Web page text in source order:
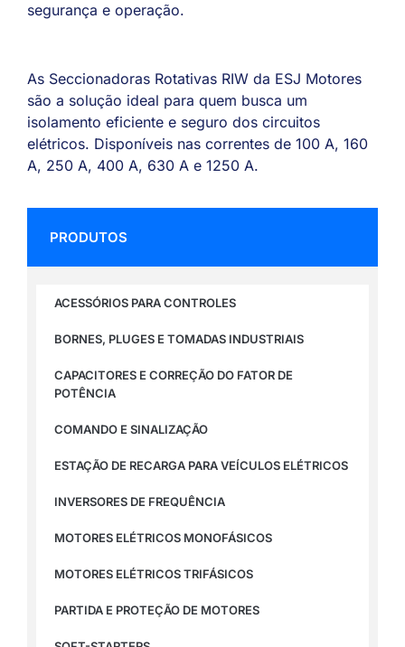
segurança e operação.
As Seccionadoras Rotativas RIW da ESJ Motores
são a solução ideal para quem busca um
isolamento eficiente e seguro dos circuitos
elétricos. Disponíveis nas correntes de 100 A, 160
A, 250 A, 400 A, 630 A e 1250 A.
PRODUTOS
ACESSÓRIOS PARA CONTROLES
BORNES, PLUGES E TOMADAS INDUSTRIAIS
CAPACITORES E CORREÇÃO DO FATOR DE
POTÊNCIA
COMANDO E SINALIZAÇÃO
ESTAÇÃO DE RECARGA PARA VEÍCULOS ELÉTRICOS
INVERSORES DE FREQUÊNCIA
MOTORES ELÉTRICOS MONOFÁSICOS
MOTORES ELÉTRICOS TRIFÁSICOS
PARTIDA E PROTEÇÃO DE MOTORES